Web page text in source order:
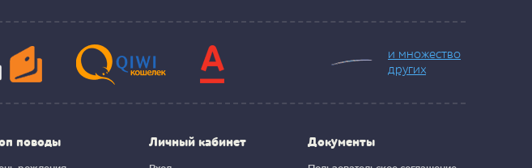
и множество
других
поводы Личный кабинет Документы